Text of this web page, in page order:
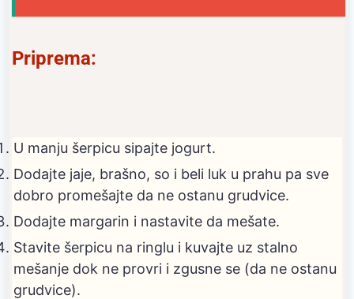
Priprema:
U manju šerpicu sipajte jogurt.
Dodajte jaje, brašno, so i beli luk u prahu pa sve
dobro promešajte da ne ostanu grudvice.
Dodajte margarin i nastavite da mešate.
Stavite šerpicu na ringlu i kuvajte uz stalno
mešanje dok ne provri i zgusne se (da ne ostanu
grudvice).